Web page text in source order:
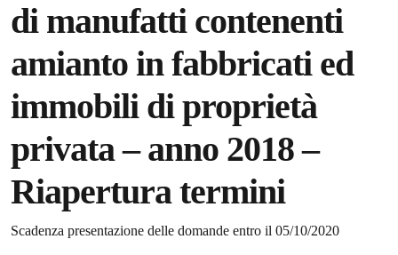
di manufatti contenenti
amianto in fabbricati ed
immobili di proprietà
privata – anno 2018 –
Riapertura termini
Dettagli della notizia
Scadenza presentazione delle domande entro il 05/10/2020